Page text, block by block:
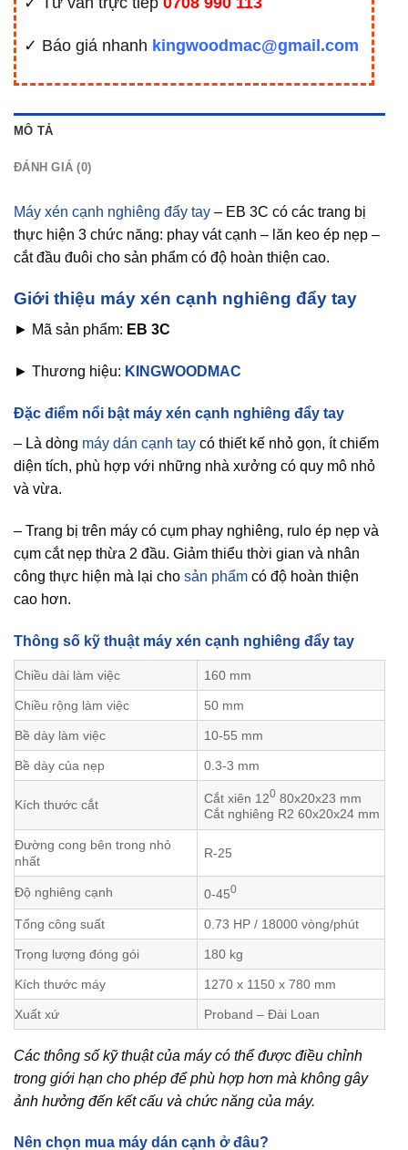
✓ Báo giá nhanh kingwoodmac@gmail.com
MÔ TẢ
ĐÁNH GIÁ (0)
Máy xén cạnh nghiêng đẩy tay – EB 3C có các trang bị
thực hiện 3 chức năng: phay vát cạnh – lăn keo ép nẹp –
cắt đầu đuôi cho sản phẩm có độ hoàn thiện cao.
Giới thiệu máy xén cạnh nghiêng đẩy tay
► Mã sản phẩm: EB 3C
► Thương hiệu: KINGWOODMAC
Đặc điểm nổi bật máy xén cạnh nghiêng đẩy tay
– Là dòng máy dán cạnh tay có thiết kế nhỏ gọn, ít chiếm
diện tích, phù hợp với những nhà xưởng có quy mô nhỏ
và vừa.
– Trang bị trên máy có cụm phay nghiêng, rulo ép nẹp và
cụm cắt nẹp thừa 2 đầu. Giảm thiểu thời gian và nhân
công thực hiện mà lại cho sản phẩm có độ hoàn thiện
cao hơn.
Thông số kỹ thuật máy xén cạnh nghiêng đẩy tay
Chiều dài làm việc 160 mm
Chiều rộng làm việc 50 mm
Bề dày làm việc 10-55 mm
Bề dày của nẹp 0.3-3 mm
Kích thước cắt Cắt xiên 120 80x20x23 mm
Cắt nghiêng R2 60x20x24 mm
Đường cong bên trong nhỏ
nhất
R-25
Độ nghiêng cạnh 0-450
Tổng công suất 0.73 HP / 18000 vòng/phút
Trọng lượng đóng gói 180 kg
Kích thước máy 1270 x 1150 x 780 mm
Xuất xứ Proband – Đài Loan
Các thông số kỹ thuật của máy có thể được điều chỉnh
trong giới hạn cho phép để phù hợp hơn mà không gây
ảnh hưởng đến kết cấu và chức năng của máy.
Nên chọn mua máy dán cạnh ở đâu?